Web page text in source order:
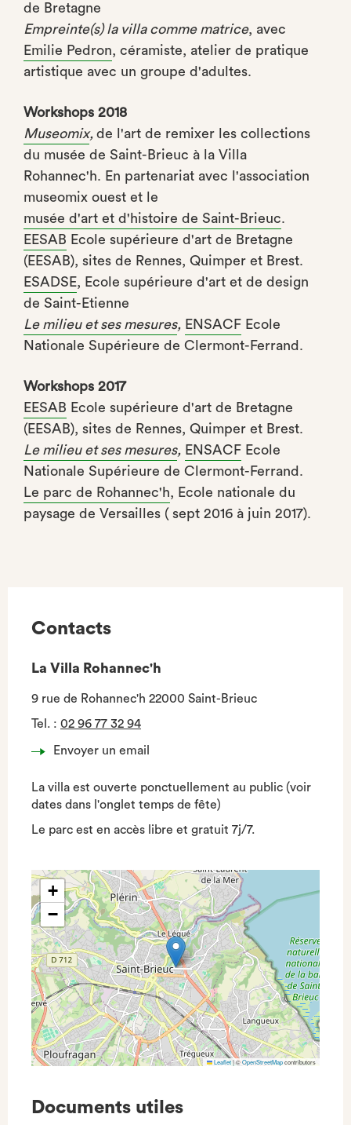
de Bretagne
Empreinte(s) la villa comme matrice, avec
Emilie Pedron, céramiste, atelier de pratique
artistique avec un groupe d'adultes.
Workshops 2018
Museomix, de l'art de remixer les collections
du musée de Saint-Brieuc à la Villa
Rohannec'h. En partenariat avec l'association
museomix ouest et le
musée d'art et d'histoire de Saint-Brieuc.
EESAB Ecole supérieure d'art de Bretagne
(EESAB), sites de Rennes, Quimper et Brest.
ESADSE, Ecole supérieure d'art et de design
de Saint-Etienne
Le milieu et ses mesures, ENSACF Ecole
Nationale Supérieure de Clermont-Ferrand.
Workshops 2017
EESAB Ecole supérieure d'art de Bretagne
(EESAB), sites de Rennes, Quimper et Brest.
Le milieu et ses mesures, ENSACF Ecole
Nationale Supérieure de Clermont-Ferrand.
Le parc de Rohannec'h, Ecole nationale du
paysage de Versailles ( sept 2016 à juin 2017).
Contacts
La Villa Rohannec'h
9 rue de Rohannec'h 22000 Saint-Brieuc
Tel. : 02 96 77 32 94
Envoyer un email
La villa est ouverte ponctuellement au public (voir
dates dans l'onglet temps de fête)
Le parc est en accès libre et gratuit 7j/7.
+
−
Leaflet|©OpenStreetMapcontributors
Documents utiles